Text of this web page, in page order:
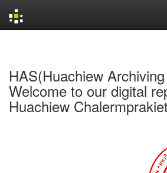
HAS(Huachiew
Welcome to our digital
Huachiew